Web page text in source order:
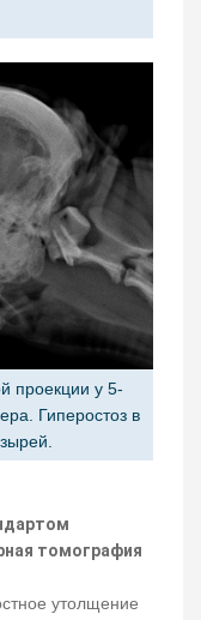
проекции у 5-
Гиперостоз в
томография
утолщение